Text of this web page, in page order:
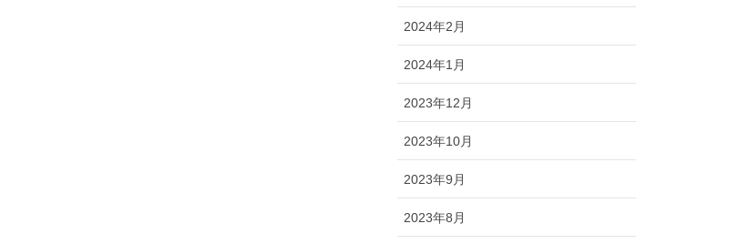
2024年2月
2024年1月
2023年12月
2023年10月
2023年9月
2023年8月